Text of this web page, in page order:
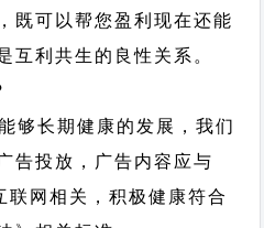
既可以帮您盈利现在还能
互利共生的良性关系。
够长期健康的发展，我们
告投放，广告内容应与
网相关，积极健康符合